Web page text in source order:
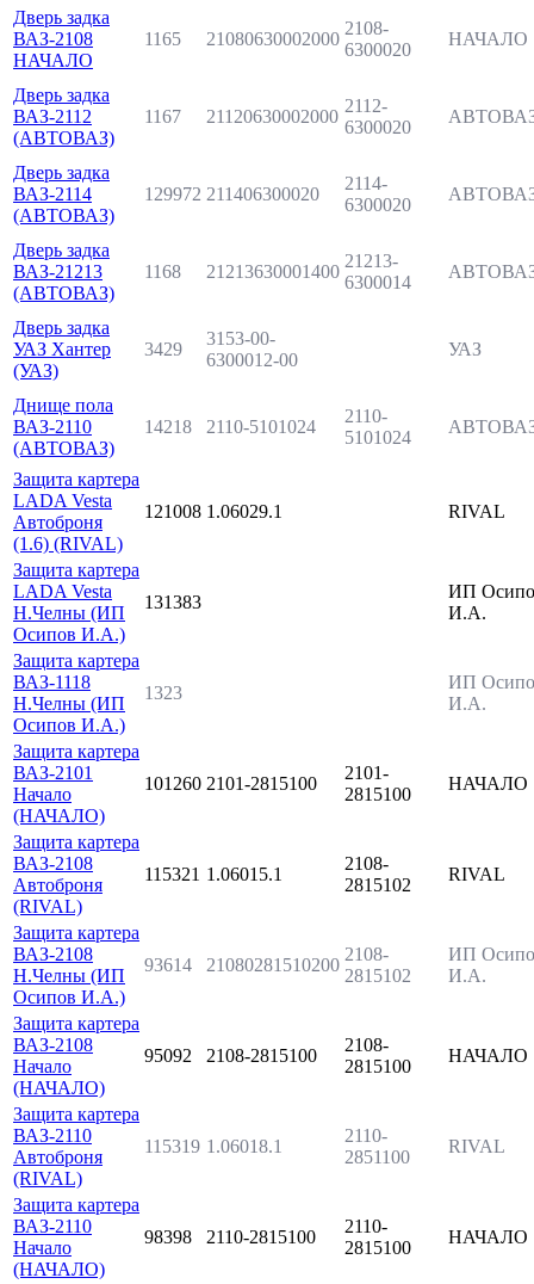
Дверь задка
ВАЗ-2108
НАЧАЛО
1165 21080630002000
2108-
6300020
НАЧАЛО
Дверь задка
ВАЗ-2112
(АВТОВАЗ)
1167 21120630002000
2112-
6300020
Дверь задка
ВАЗ-2114
(АВТОВАЗ)
129972 211406300020
2114-
6300020
Дверь задка
ВАЗ-21213
(АВТОВАЗ)
1168 21213630001400
21213-
6300014
Дверь задка
УАЗ Хантер
(УАЗ)
3429
3153-00-
6300012-00
УАЗ
Днище пола
ВАЗ-2110
(АВТОВАЗ)
14218 2110-5101024
2110-
5101024
Защита картера
LADA Vesta
Автоброня
(1.6) (RIVAL)
121008 1.06029.1 RIVAL
Защита картера
LADA Vesta
Н.Челны (ИП
Осипов И.А.)
131383
ИП
И.А.
Защита картера
ВАЗ-1118
Н.Челны (ИП
Осипов И.А.)
1323
ИП
И.А.
Защита картера
ВАЗ-2101
Начало
(НАЧАЛО)
101260 2101-2815100
2101-
2815100
НАЧАЛО
Защита картера
ВАЗ-2108
Автоброня
(RIVAL)
115321 1.06015.1
2108-
2815102
RIVAL
Защита картера
ВАЗ-2108
Н.Челны (ИП
Осипов И.А.)
93614 21080281510200
2108-
2815102
ИП
И.А.
Защита картера
ВАЗ-2108
Начало
(НАЧАЛО)
95092 2108-2815100
2108-
2815100
НАЧАЛО
Защита картера
ВАЗ-2110
Автоброня
(RIVAL)
115319 1.06018.1
2110-
2851100
RIVAL
Защита картера
ВАЗ-2110
Начало
(НАЧАЛО)
98398 2110-2815100
2110-
2815100
НАЧАЛО